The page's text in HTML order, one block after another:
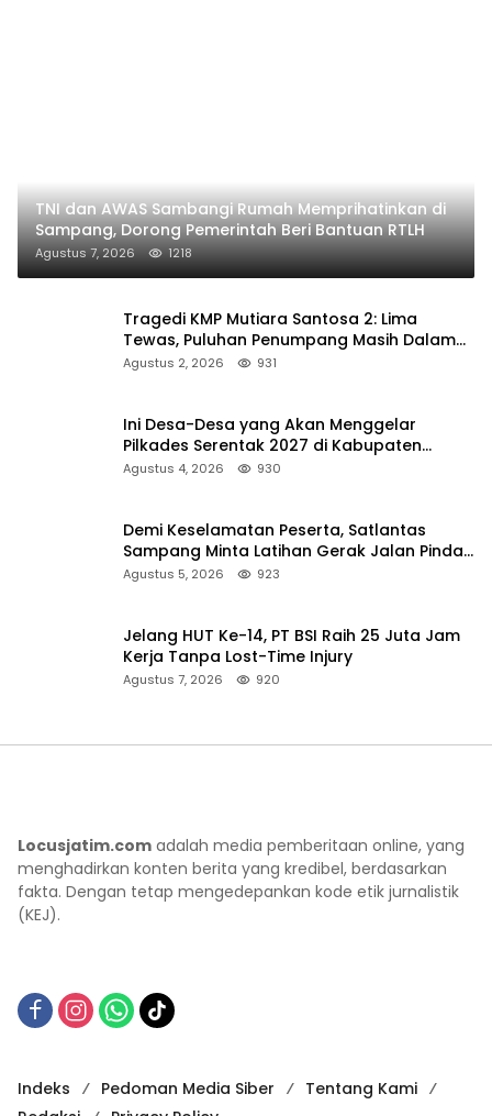
TNI dan AWAS Sambangi Rumah Memprihatinkan di
Sampang, Dorong Pemerintah Beri Bantuan RTLH
Agustus 7, 2026 1218
Tragedi KMP Mutiara Santosa 2: Lima
Tewas, Puluhan Penumpang Masih Dalam
Pencarian
Agustus 2, 2026 931
Ini Desa-Desa yang Akan Menggelar
Pilkades Serentak 2027 di Kabupaten
Sumenep
Agustus 4, 2026 930
Demi Keselamatan Peserta, Satlantas
Sampang Minta Latihan Gerak Jalan Pindah
ke Lokasi Aman
Agustus 5, 2026 923
Jelang HUT Ke-14, PT BSI Raih 25 Juta Jam
Kerja Tanpa Lost-Time Injury
Agustus 7, 2026 920
Locusjatim.com adalah media pemberitaan online, yang
menghadirkan konten berita yang kredibel, berdasarkan
fakta. Dengan tetap mengedepankan kode etik jurnalistik
(KEJ).
Indeks Pedoman Media Siber
Tentang Kami